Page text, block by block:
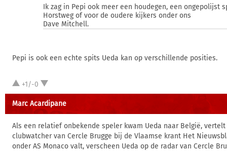
Ik zag in Pepi ook meer een houdegen, een ongepolijst
Horstweg of voor de oudere kijkers onder ons
Dave Mitchell.
Pepi is ook een echte spits Ueda kan op verschillende posities.
+1/-0
Marc Acardipane
Als een relatief onbekende speler kwam Ueda naar België,
clubwatcher van Cercle Brugge bij de Vlaamse krant Het
onder AS Monaco valt, verscheen Ueda op de radar van Cercle